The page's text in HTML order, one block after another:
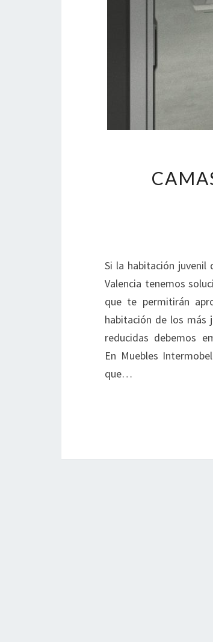
Si la habitación juvenil
Valencia tenemos
que te permitirán
habitación de los más
reducidas debemos
En Muebles
que…